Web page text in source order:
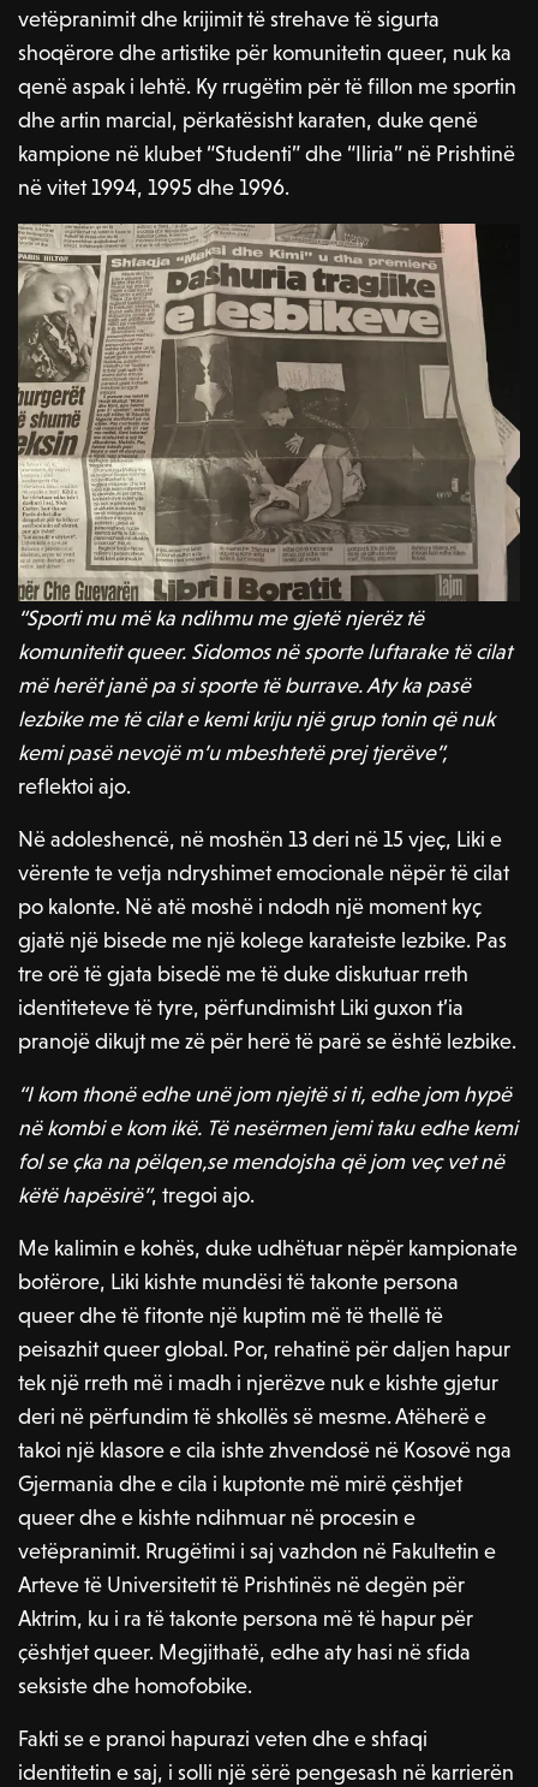
vetëpranimit dhe krijimit të strehave të sigurta
shoqërore dhe artistike për komunitetin queer, nuk ka
qenë aspak i lehtë. Ky rrugëtim për të fillon me sportin
dhe artin marcial, përkatësisht karaten, duke qenë
kampione në klubet “Studenti” dhe “Iliria” në Prishtinë
në vitet 1994, 1995 dhe 1996.
“Sporti mu më ka ndihmu me gjetë njerëz të
komunitetit queer. Sidomos në sporte luftarake të cilat
më herët janë pa si sporte të burrave. Aty ka pasë
lezbike me të cilat e kemi kriju një grup tonin që nuk
kemi pasë nevojë m’u mbeshtetë prej tjerëve”,
reflektoi ajo.
Në adoleshencë, në moshën 13 deri në 15 vjeç, Liki e
vërente te vetja ndryshimet emocionale nëpër të cilat
po kalonte. Në atë moshë i ndodh një moment kyç
gjatë një bisede me një kolege karateiste lezbike. Pas
tre orë të gjata bisedë me të duke diskutuar rreth
identiteteve të tyre, përfundimisht Liki guxon t’ia
pranojë dikujt me zë për herë të parë se është lezbike.
“I kom thonë edhe unë jom njejtë si ti, edhe jom hypë
në kombi e kom ikë. Të nesërmen jemi taku edhe kemi
fol se çka na pëlqen,se mendojsha që jom veç vet në
këtë hapësirë”, tregoi ajo.
Me kalimin e kohës, duke udhëtuar nëpër kampionate
botërore, Liki kishte mundësi të takonte persona
queer dhe të fitonte një kuptim më të thellë të
peisazhit queer global. Por, rehatinë për daljen hapur
tek një rreth më i madh i njerëzve nuk e kishte gjetur
deri në përfundim të shkollës së mesme. Atëherë e
takoi një klasore e cila ishte zhvendosë në Kosovë nga
Gjermania dhe e cila i kuptonte më mirë çështjet
queer dhe e kishte ndihmuar në procesin e
vetëpranimit. Rrugëtimi i saj vazhdon në Fakultetin e
Arteve të Universitetit të Prishtinës në degën për
Aktrim, ku i ra të takonte persona më të hapur për
çështjet queer. Megjithatë, edhe aty hasi në sfida
seksiste dhe homofobike.
Fakti se e pranoi hapurazi veten dhe e shfaqi
identitetin e saj, i solli një sërë pengesash në karrierën